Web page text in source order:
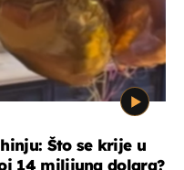
Što se krije u
14 milijuna dolara?